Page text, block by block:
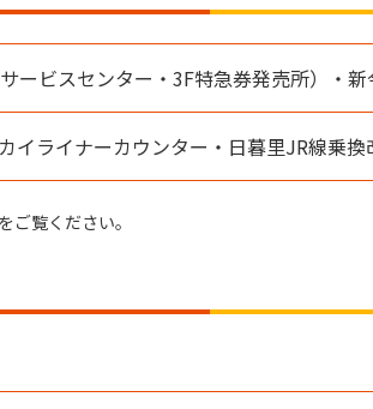
ービスセンター・3F特急券発売所）・
イライナーカウンター・日暮里JR線乗換
ご覧ください。